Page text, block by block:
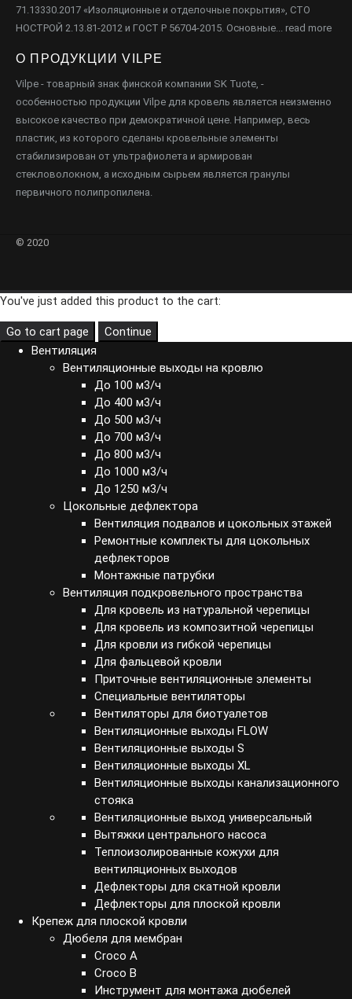
71.13330.2017 «Изоляционные и отделочные покрытия», СТО
НОСТРОЙ 2.13.81-2012 и ГОСТ Р 56704-2015. Основные... read more
О ПРОДУКЦИИ VILPE
Vilpe - товарный знак финской компании SK Tuote, -
особенностью продукции Vilpe для кровель является неизменно
высокое качество при демократичной цене. Например, весь
пластик, из которого сделаны кровельные элементы
стабилизирован от ультрафиолета и армирован
стекловолокном, а исходным сырьем является гранулы
первичного полипропилена.
© 2020
You've just added this product to the cart:
Go to cart page
Continue
Вентиляция
Вентиляционные выходы на кровлю
До 100 м3/ч
До 400 м3/ч
До 500 м3/ч
До 700 м3/ч
До 800 м3/ч
До 1000 м3/ч
До 1250 м3/ч
Цокольные дефлектора
Вентиляция подвалов и цокольных этажей
Ремонтные комплекты для цокольных
дефлекторов
Монтажные патрубки
Вентиляция подкровельного пространства
Для кровель из натуральной черепицы
Для кровель из композитной черепицы
Для кровли из гибкой черепицы
Для фальцевой кровли
Приточные вентиляционные элементы
Специальные вентиляторы
Вентиляторы для биотуалетов
Вентиляционные выходы FLOW
Вентиляционные выходы S
Вентиляционные выходы XL
Вентиляционные выходы канализационного
стояка
Вентиляционные выход универсальный
Вытяжки центрального насоса
Теплоизолированные кожухи для
вентиляционных выходов
Дефлекторы для скатной кровли
Дефлекторы для плоской кровли
Крепеж для плоской кровли
Дюбеля для мембран
Croco A
Croco B
Инструмент для монтажа дюбелей